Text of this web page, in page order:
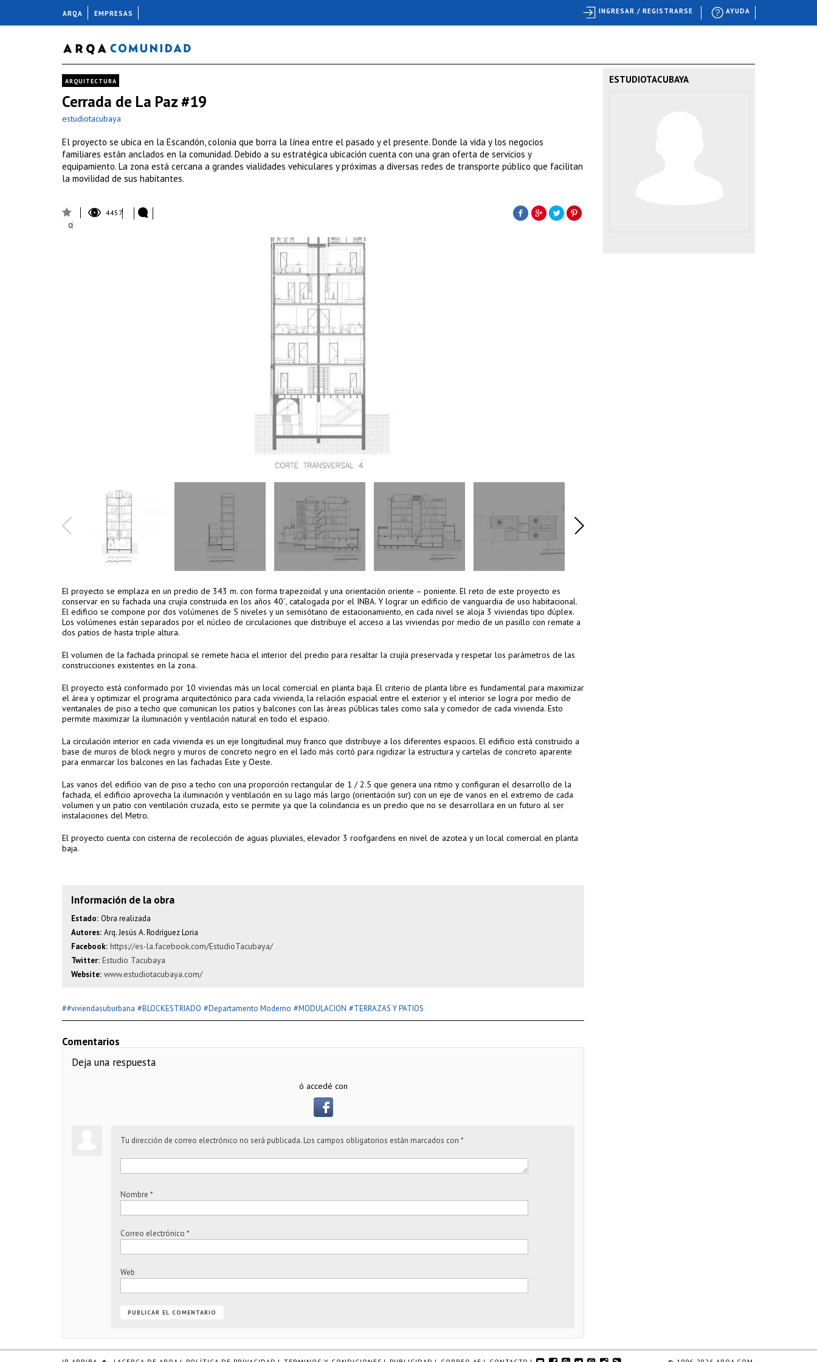
ARQUITECTURA
Cerrada de La Paz #19
estudiotacubaya
El proyecto se ubica en la Escandón, colonia que borra la línea entre el pasado y el presente. Donde la vida y los negocios
familiares están anclados en la comunidad. Debido a su estratégica ubicación cuenta con una gran oferta de servicios y
equipamiento. La zona está cercana a grandes vialidades vehiculares y próximas a diversas redes de transporte público que facilitan
la movilidad de sus habitantes.
4457
0
El proyecto se emplaza en un predio de 343 m. con forma trapezoidal y una orientación oriente – poniente. El reto de este proyecto es
conservar en su fachada una crujía construida en los años 40´, catalogada por el INBA. Y lograr un edificio de vanguardia de uso habitacional.
El edificio se compone por dos volúmenes de 5 niveles y un semisótano de estacionamiento, en cada nivel se aloja 3 viviendas tipo dúplex.
Los volúmenes están separados por el núcleo de circulaciones que distribuye el acceso a las viviendas por medio de un pasillo con remate a
dos patios de hasta triple altura.
El volumen de la fachada principal se remete hacia el interior del predio para resaltar la crujía preservada y respetar los parámetros de las
construcciones existentes en la zona.
El proyecto está conformado por 10 viviendas más un local comercial en planta baja. El criterio de planta libre es fundamental para maximizar
el área y optimizar el programa arquitectónico para cada vivienda, la relación espacial entre el exterior y el interior se logra por medio de
ventanales de piso a techo que comunican los patios y balcones con las áreas públicas tales como sala y comedor de cada vivienda. Esto
permite maximizar la iluminación y ventilación natural en todo el espacio.
La circulación interior en cada vivienda es un eje longitudinal muy franco que distribuye a los diferentes espacios. El edificio está construido a
base de muros de block negro y muros de concreto negro en el lado más cortó para rigidizar la estructura y cartelas de concreto aparente
para enmarcar los balcones en las fachadas Este y Oeste.
Las vanos del edificio van de piso a techo con una proporción rectangular de 1 / 2.5 que genera una ritmo y configuran el desarrollo de la
fachada, el edificio aprovecha la iluminación y ventilación en su lago más largo (orientación sur) con un eje de vanos en el extremo de cada
volumen y un patio con ventilación cruzada, esto se permite ya que la colindancia es un predio que no se desarrollara en un futuro al ser
instalaciones del Metro.
El proyecto cuenta con cisterna de recolección de aguas pluviales, elevador 3 roofgardens en nivel de azotea y un local comercial en planta
baja.
Información de la obra
Estado: Obra realizada
Autores: Arq. Jesús A. Rodríguez Loria
Facebook: https://es-la.facebook.com/EstudioTacubaya/
Twitter: Estudio Tacubaya
Website: www.estudiotacubaya.com/
##viviendasuburbana #BLOCKESTRIADO #Departamento Moderno #MODULACION #TERRAZAS Y PATIOS
Comentarios
Deja una respuesta
ó accedé con
Tu dirección de correo electrónico no será publicada. Los campos obligatorios están marcados con *
Nombre *
Correo electrónico *
Web
ESTUDIOTACUBAYA
ARQA EMPRESAS AYUDA
INGRESAR / REGISTRARSE